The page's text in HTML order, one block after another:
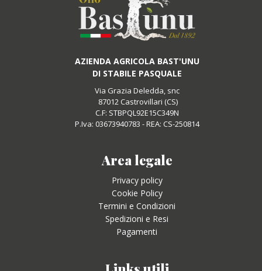
AZIENDA AGRICOLA BAST'UNU
DI STABILE PASQUALE
Via Grazia Deledda, snc
87012 Castrovillari (CS)
C.F: STBPQL92E15C349N
P.Iva: 03673940783 - REA: CS-250814
Area legale
Privacy policy
Cookie Policy
Termini e Condizioni
Spedizioni e Resi
Pagamenti